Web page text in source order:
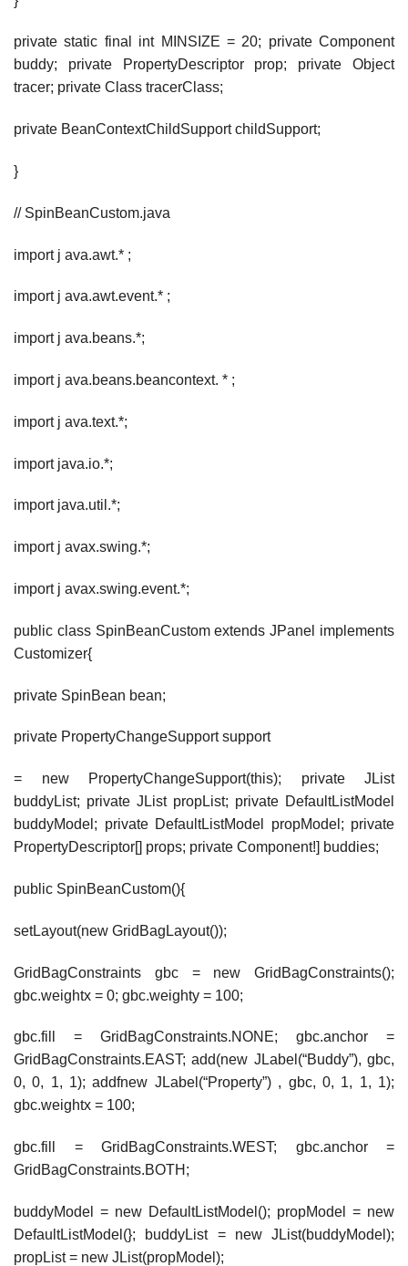
private static final int MINSIZE = 20; private Component
buddy; private PropertyDescriptor prop; private Object
tracer; private Class tracerClass;
private BeanContextChildSupport childSupport;
}
// SpinBeanCustom.java
import j ava.awt.* ;
import j ava.awt.event.* ;
import j ava.beans.*;
import j ava.beans.beancontext. * ;
import j ava.text.*;
import java.io.*;
import java.util.*;
import j avax.swing.*;
import j avax.swing.event.*;
public class SpinBeanCustom extends JPanel implements
Customizer{
private SpinBean bean;
private PropertyChangeSupport support
= new PropertyChangeSupport(this); private JList
buddyList; private JList propList; private DefaultListModel
buddyModel; private DefaultListModel propModel; private
PropertyDescriptor[] props; private Component!] buddies;
public SpinBeanCustom(){
setLayout(new GridBagLayout());
GridBagConstraints gbc = new GridBagConstraints();
gbc.weightx = 0; gbc.weighty = 100;
gbc.fill = GridBagConstraints.NONE; gbc.anchor =
GridBagConstraints.EAST; add(new JLabel(“Buddy”), gbc,
0, 0, 1, 1); addfnew JLabel(“Property”) , gbc, 0, 1, 1, 1);
gbc.weightx = 100;
gbc.fill = GridBagConstraints.WEST; gbc.anchor =
GridBagConstraints.BOTH;
buddyModel = new DefaultListModel(); propModel = new
DefaultListModel(}; buddyList = new JList(buddyModel);
propList = new JList(propModel);